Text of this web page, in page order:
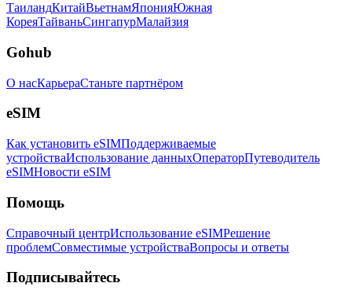
ТаиландКитайВьетнамЯпонияЮжная
КореяТайваньСингапурМалайзия
Gohub
О насКарьераСтаньте партнёром
eSIM
Как установить eSIMПоддерживаемые
устройстваИспользование данныхОператорПутеводитель
eSIMНовости eSIM
Помощь
Справочный центрИспользование eSIMРешение
проблемСовместимые устройстваВопросы и ответы
Подписывайтесь